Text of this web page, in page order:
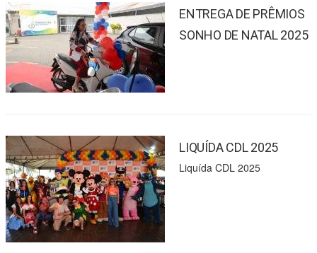
ENTREGA DE PRÊMIOS
SONHO DE NATAL 2025
LIQUÍDA CDL 2025
Liquída CDL 2025